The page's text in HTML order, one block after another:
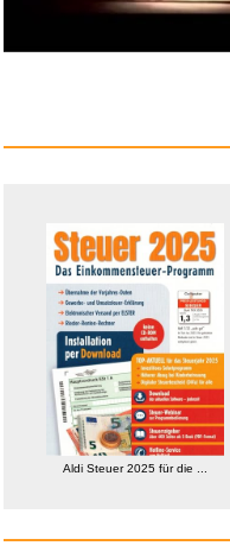
Pretty
Aldi Steuer 2025 für die ...